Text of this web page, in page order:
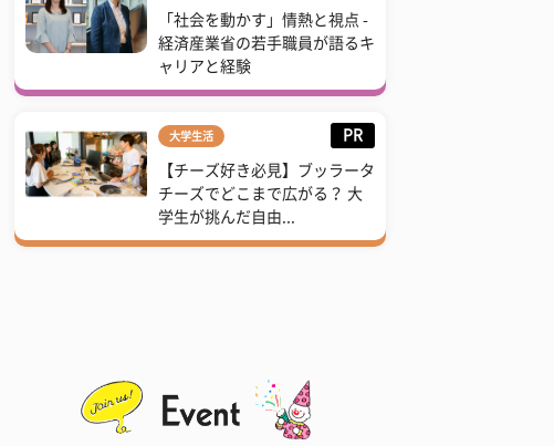
「社会を動かす」情熱と視点 -
経済産業省の若手職員が語るキ
ャリアと経験
大学生活 PR
【チーズ好き必見】ブッラータ
チーズでどこまで広がる？ 大
学生が挑んだ自由...